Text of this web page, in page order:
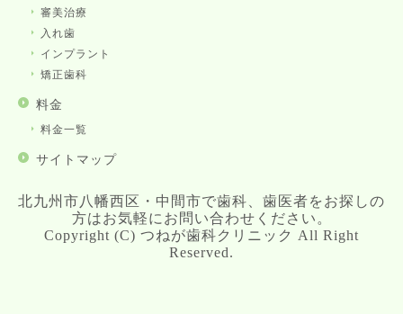
審美治療
入れ歯
インプラント
矯正歯科
料金
料金一覧
サイトマップ
北九州市八幡西区・中間市で歯科、歯医者をお探しの
方はお気軽にお問い合わせください。
Copyright (C) つねが歯科クリニック All Right
Reserved.